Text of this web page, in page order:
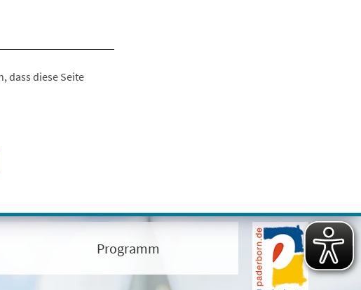
dass diese Seite
Programm